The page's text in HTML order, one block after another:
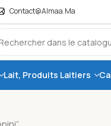
Contact@almaa.ma
Lait, Produits Laitiers